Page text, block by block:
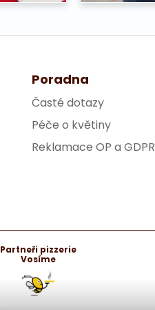
Poradna
Časté dotazy
Péče o květiny
Reklamace OP a GDPR
Partneři pizzerie
Vosíme